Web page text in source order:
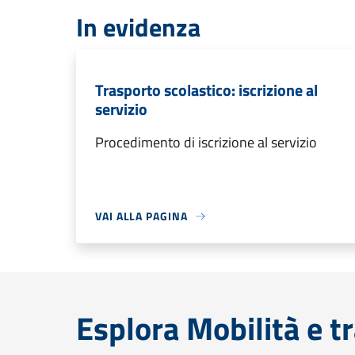
In evidenza
Trasporto scolastico: iscrizione al
servizio
Procedimento di iscrizione al servizio
VAI ALLA PAGINA
Esplora Mobilità e